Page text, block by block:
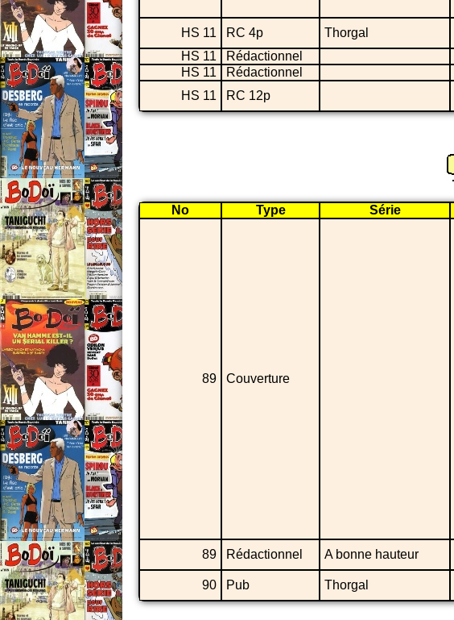
HS 11 RC 4p Thorgal
HS 11
Rédactionnel
HS 11
Rédactionnel
HS 11
RC 12p
No Type Série
89 Couverture
89 Rédactionnel A bonne hauteur
90
Pub Thorgal